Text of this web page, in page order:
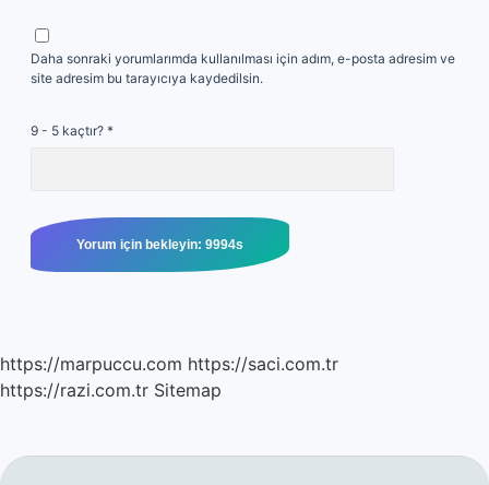
Daha sonraki yorumlarımda kullanılması için adım, e-posta adresim ve
site adresim bu tarayıcıya kaydedilsin.
9 - 5 kaçtır? *
https://marpuccu.com https://saci.com.tr
https://razi.com.tr Sitemap